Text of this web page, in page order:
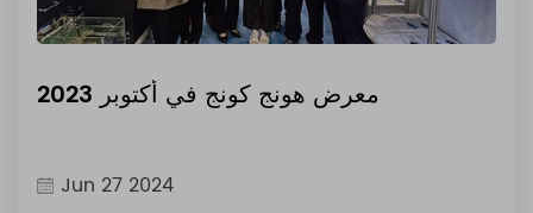
معرض هونج كونج في أكتوبر 2023
Jun 27 2024